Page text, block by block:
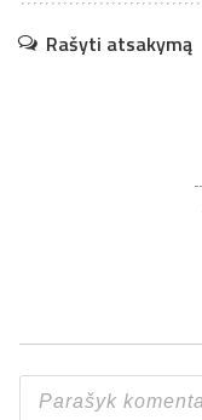
Rašyti atsakymą